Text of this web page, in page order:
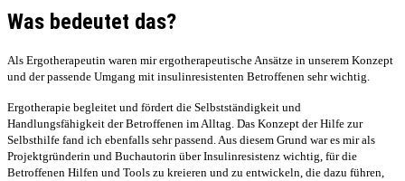
Was bedeutet das?
Als Ergotherapeutin waren mir ergotherapeutische Ansätze in unserem Konzept
und der passende Umgang mit insulinresistenten Betroffenen sehr wichtig.
Ergotherapie begleitet und fördert die Selbstständigkeit und
Handlungsfähigkeit der Betroffenen im Alltag. Das Konzept der Hilfe zur
Selbsthilfe fand ich ebenfalls sehr passend. Aus diesem Grund war es mir als
Projektgründerin und Buchautorin über Insulinresistenz wichtig, für die
Betroffenen Hilfen und Tools zu kreieren und zu entwickeln, die dazu führen,